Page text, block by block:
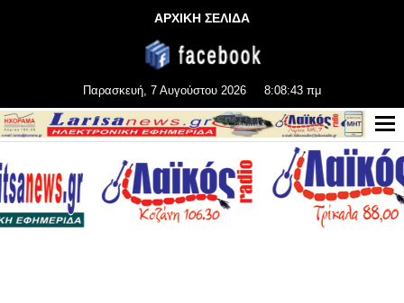
ΑΡΧΙΚΗ ΣΕΛΙΔΑ
Παρασκευή, 7 Αυγούστου 2026 8:08:43 πμ